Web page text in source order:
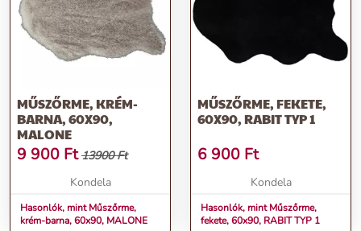
MŰSZŐRME, KRÉM-
BARNA, 60X90,
MALONE
9 900 Ft 13900 Ft
Kondela
Hasonlók, mint Műszőrme,
krém-barna, 60x90, MALONE
MŰSZŐRME, FEKETE,
60X90, RABIT TYP 1
6 900 Ft
Kondela
Hasonlók, mint Műszőrme,
fekete, 60x90, RABIT TYP 1